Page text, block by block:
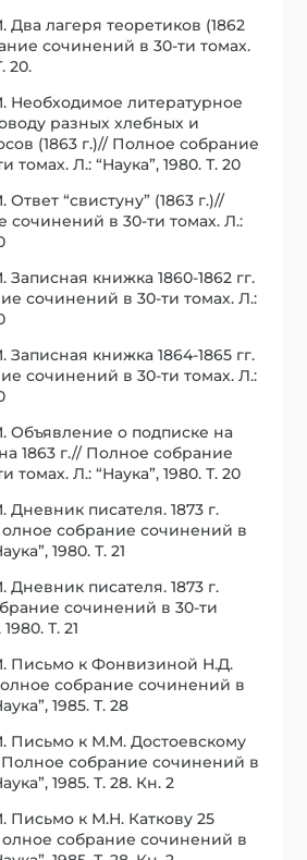
лагеря теоретиков (1862
сочинений в 30-ти томах.
20.
Необходимое литературное
разных хлебных и
(1863 г.)// Полное собрание
томах. Л.: “Наука”, 1980. Т. 20
“свистуну” (1863 г.)//
сочинений в 30-ти томах. Л.:
книжка 1860-1862 гг.
сочинений в 30-ти томах. Л.:
книжка 1864-1865 гг.
сочинений в 30-ти томах. Л.:
Объявление о подписке на
1863 г.// Полное собрание
томах. Л.: “Наука”, 1980. Т. 20
писателя. 1873 г.
собрание сочинений в
1980. Т. 21
писателя. 1873 г.
сочинений в 30-ти
Т. 21
Письмо к Фонвизиной Н.Д.
собрание сочинений в
1985. Т. 28
Письмо к М.М. Достоевскому
Полное собрание сочинений в
1985. Т. 28. Кн. 2
Письмо к М.Н. Каткову 25
собрание сочинений в